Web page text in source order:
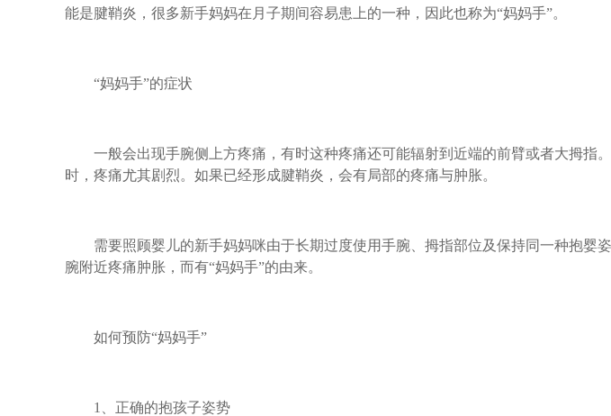
能是腱鞘炎，很多新手妈妈在月子期间容易患上的一种，因此也称为“妈妈手”。
“妈妈手”的症状
一般会出现手腕侧上方疼痛，有时这种疼痛还可能辐射到近端的前臂或者大拇指
时，疼痛尤其剧烈。如果已经形成腱鞘炎，会有局部的疼痛与肿胀。
需要照顾婴儿的新手妈妈咪由于长期过度使用手腕、拇指部位及保持同一种抱婴
腕附近疼痛肿胀，而有“妈妈手”的由来。
如何预防“妈妈手”
1、正确的抱孩子姿势